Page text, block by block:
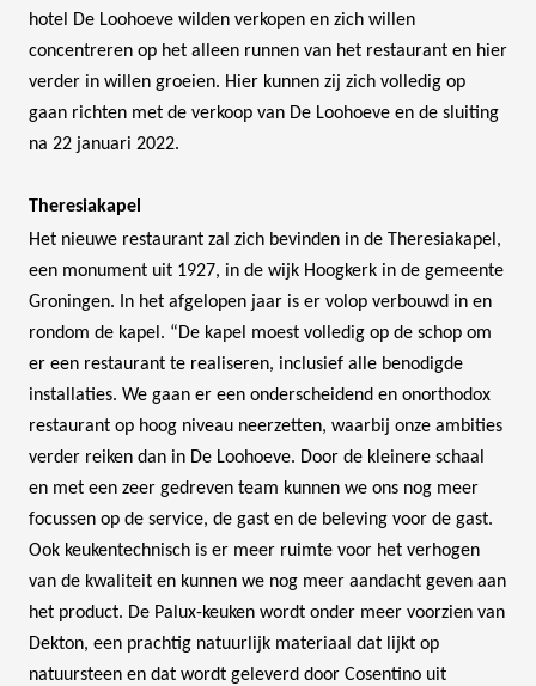
hotel De Loohoeve wilden verkopen en zich willen
concentreren op het alleen runnen van het restaurant en hier
verder in willen groeien. Hier kunnen zij zich volledig op
gaan richten met de verkoop van De Loohoeve en de sluiting
na 22 januari 2022.
Theresiakapel
Het nieuwe restaurant zal zich bevinden in de Theresiakapel,
een monument uit 1927, in de wijk Hoogkerk in de gemeente
Groningen. In het afgelopen jaar is er volop verbouwd in en
rondom de kapel. “De kapel moest volledig op de schop om
er een restaurant te realiseren, inclusief alle benodigde
installaties. We gaan er een onderscheidend en onorthodox
restaurant op hoog niveau neerzetten, waarbij onze ambities
verder reiken dan in De Loohoeve. Door de kleinere schaal
en met een zeer gedreven team kunnen we ons nog meer
focussen op de service, de gast en de beleving voor de gast.
Ook keukentechnisch is er meer ruimte voor het verhogen
van de kwaliteit en kunnen we nog meer aandacht geven aan
het product. De Palux-keuken wordt onder meer voorzien van
Dekton, een prachtig natuurlijk materiaal dat lijkt op
natuursteen en dat wordt geleverd door Cosentino uit